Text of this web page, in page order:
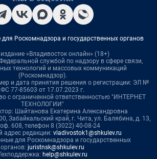
Роскомнадзора и государственных органов
«Владивосток онлайн» (18+)
службой по надзору в сфере связи,
технологий и массовых коммуникаций
(Роскомнадзор).
и дата принятия решения о регистрации: ЭЛ №
ФС 77-85603 от 17.07.2023 г.
с ограниченной ответственностью "ИНТЕРНЕТ
ТЕХНОЛОГИИ"
Шайтанова Екатерина Александровна
Забайкальский край, г. Чита, ул. Балябина, д. 13,
оф. 608, телефон 8 (3022) 40-08-24
адрес редакции: vladivostok1@shkulev.ru
для Роскомнадзора и государственных
органов: juristnsk@shkulev.ru
help@shkulev.ru